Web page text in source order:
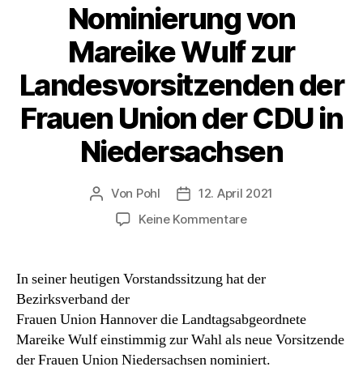
Nominierung von
Mareike Wulf zur
Landesvorsitzenden der
Frauen Union der CDU in
Niedersachsen
Beitragsautor
Von Pohl Beitragsdatum
12. April 2021
Keine Kommentarezu
Mareike
Landesvorsitzenden
der
Frauen
In seiner heutigen Vorstandssitzung hat der
Bezirksverband der
Frauen Union Hannover die Landtagsabgeordnete
Mareike Wulf einstimmig zur Wahl als neue Vorsitzende
der Frauen Union Niedersachsen nominiert.